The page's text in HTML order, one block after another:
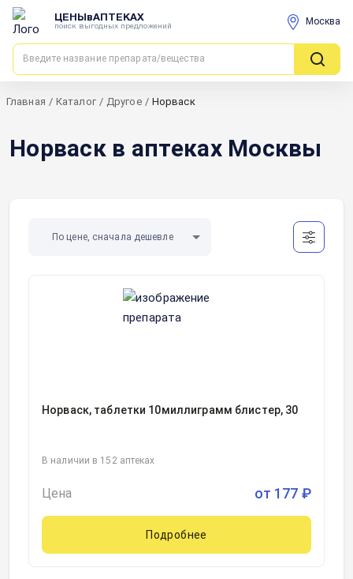
ЦЕНЫвАПТЕКАХ
поиск выгодных предложений Москва
Главная / Каталог / Другое / Норваск
Норваск в аптеках Москвы
По цене, сначала дешевле
Норваск, таблетки 10миллиграмм блистер, 30
В наличии в 152 аптеках
Цена от 177 ₽
Подробнее